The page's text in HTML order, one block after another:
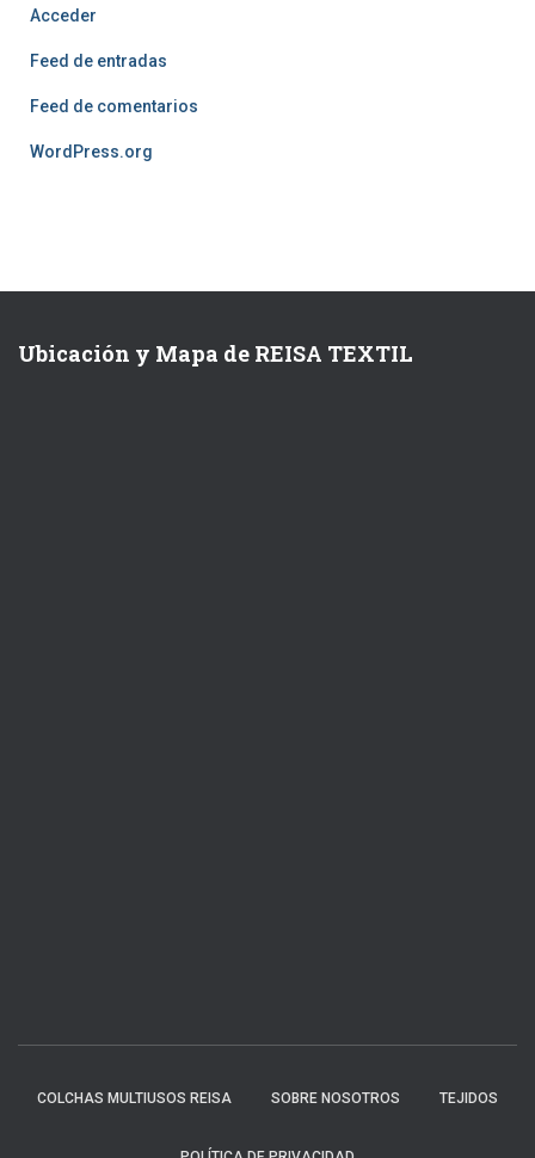
Acceder
Feed de entradas
Feed de comentarios
WordPress.org
Ubicación y Mapa de REISA TEXTIL
COLCHAS MULTIUSOS REISA SOBRE NOSOTROS TEJIDOS